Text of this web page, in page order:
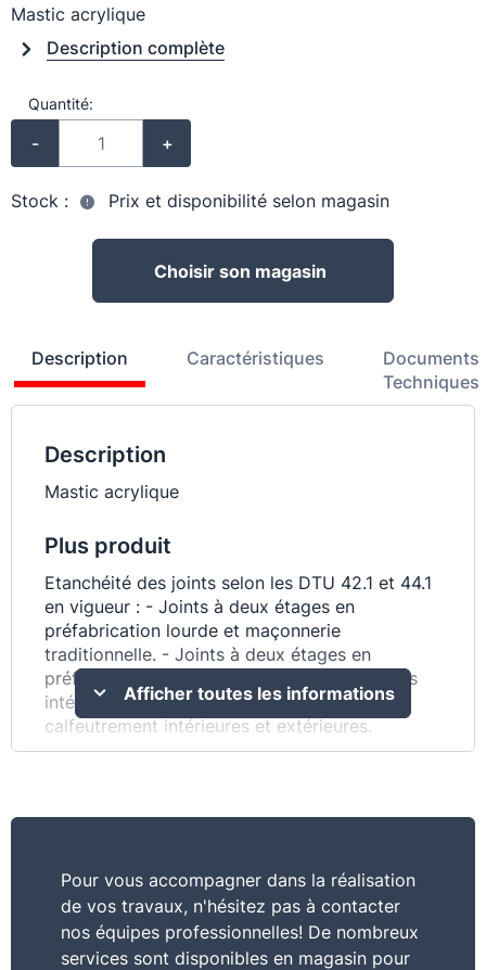
Mastic acrylique
Description complète
Quantité:
- +
Stock : Prix et disponibilité selon magasin
Choisir son magasin
Description Caractéristiques
Documents
Techniques
Description
Mastic acrylique
Plus produit
Etanchéité des joints selon les DTU 42.1 et 44.1
en vigueur : - Joints à deux étages en
préfabrication lourde et maçonnerie
traditionnelle. - Joints à deux étages en
préfabrication légère. - Joints de menuiseries
intérieures et extérieures. - Fissures et
calfeutrement intérieures et extérieures.
Application sans coulure, ne flue pas, peut être
Consommation
150 g / m²
Afficher toutes les informations
Pour vous accompagner dans la réalisation
de vos travaux, n'hésitez pas à contacter
nos équipes professionnelles! De nombreux
services sont disponibles en magasin pour